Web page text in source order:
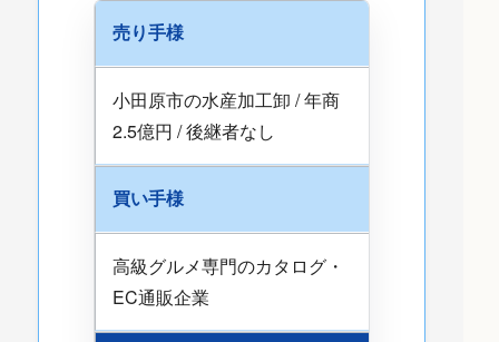
売り手様
小田原市の水産加工卸 / 年商
2.5億円 / 後継者なし
買い手様
高級グルメ専門のカタログ・
EC通販企業